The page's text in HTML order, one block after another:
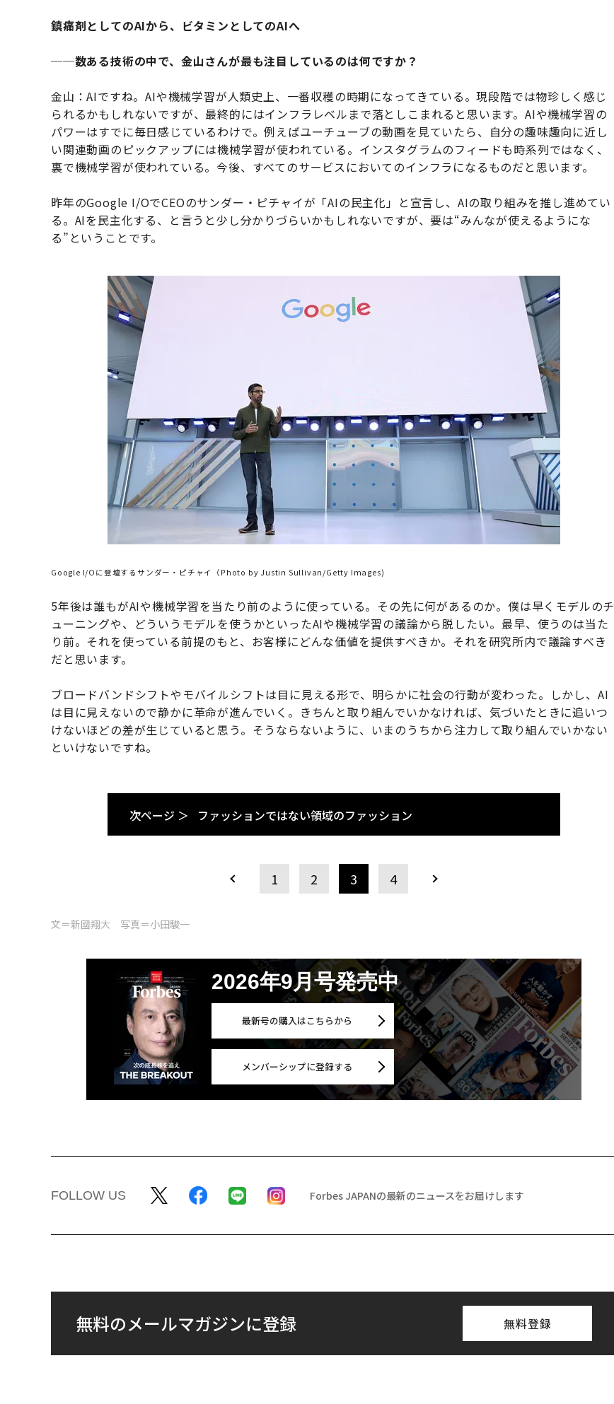
鎮痛剤としてのAIから、ビタミンとしてのAIへ
──数ある技術の中で、金山さんが最も注目しているのは何ですか？
金山：AIですね。AIや機械学習が人類史上、一番収穫の時期になってきている。現段階では物珍しく感じ
られるかもしれないですが、最終的にはインフラレベルまで落としこまれると思います。AIや機械学習の
パワーはすでに毎日感じているわけで。例えばユーチューブの動画を見ていたら、自分の趣味趣向に近し
い関連動画のピックアップには機械学習が使われている。インスタグラムのフィードも時系列ではなく、
裏で機械学習が使われている。今後、すべてのサービスにおいてのインフラになるものだと思います。
昨年のGoogle I/OでCEOのサンダー・ピチャイが「AIの民主化」と宣言し、AIの取り組みを推し進めてい
る。AIを民主化する、と言うと少し分かりづらいかもしれないですが、要は“みんなが使えるようにな
る”ということです。
Google I/Oに登壇するサンダー・ピチャイ（Photo by Justin Sullivan/Getty Images)
5年後は誰もがAIや機械学習を当たり前のように使っている。その先に何があるのか。僕は早くモデルのチ
ューニングや、どういうモデルを使うかといったAIや機械学習の議論から脱したい。最早、使うのは当た
り前。それを使っている前提のもと、お客様にどんな価値を提供すべきか。それを研究所内で議論すべき
だと思います。
ブロードバンドシフトやモバイルシフトは目に見える形で、明らかに社会の行動が変わった。しかし、AI
は目に見えないので静かに革命が進んでいく。きちんと取り組んでいかなければ、気づいたときに追いつ
けないほどの差が生じていると思う。そうならないように、いまのうちから注力して取り組んでいかない
といけないですね。
次ページ ＞ ファッションではない領域のファッション
1 2 3 4
文＝新國翔大 写真＝小田駿一
2026年9月号発売中
最新号の購入はこちらから
メンバーシップに登録する
FOLLOW US Forbes JAPANの最新のニュースをお届けします
無料のメールマガジンに登録 無料登録